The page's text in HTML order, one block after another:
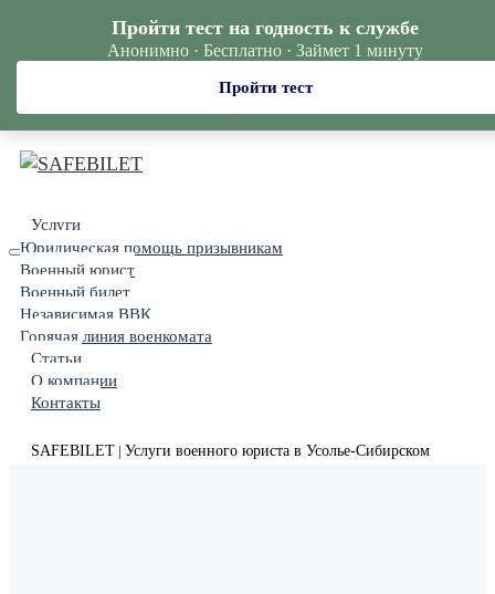
Услуги
Юридическая помощь призывникам
Военный юрист
Военный билет
Независимая ВВК
Горячая линия военкомата
Статьи
О компании
Контакты
SAFEBILET Услуги военного юриста в Усолье-Сибирском
Пройти тест на годность к службе
Анонимно · Бесплатно · Займет 1 минуту
Пройти тест